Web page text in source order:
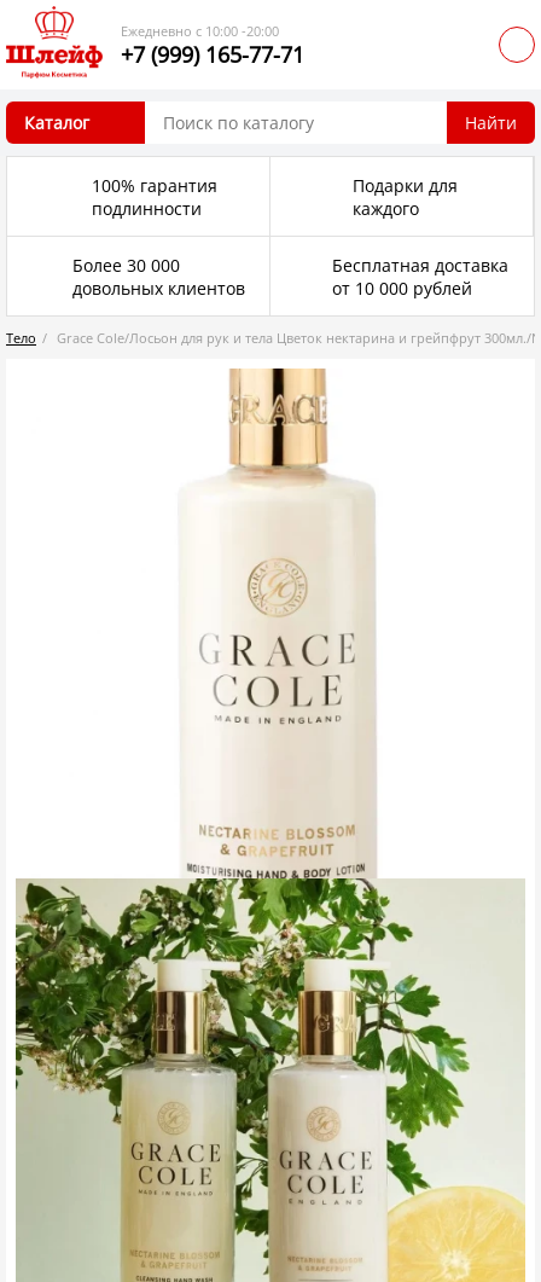
Ежедневно с 10:00 -20:00
+7 (999) 165-77-71
Каталог Найти
100% гарантия
подлинности
Подарки для
каждого
Более 30 000
довольных клиентов
Бесплатная доставка
от 10 000 рублей
Тело Grace Cole/Лосьон для рук и тела Цветок нектарина и грейпфрут